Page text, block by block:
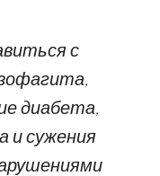
с
диабета,
и сужения